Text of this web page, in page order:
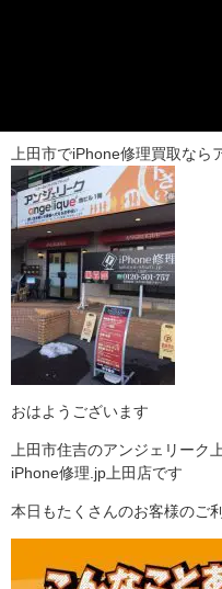
上田市でiPhone修理買取な
おはようございます
上田市住吉のアンジェリーク
iPhone修理.jp上田店です
本日もたくさんのお客様のご